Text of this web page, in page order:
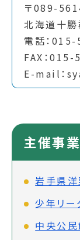
〒089-
北海道十
電話：
FAX：
E-mail：
主催事業
岩手県
少年リー
中央公